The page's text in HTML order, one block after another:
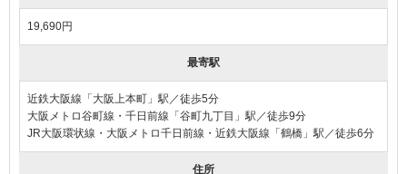
19,690円
最寄駅
近鉄大阪線「大阪上本町」駅／徒歩5分
大阪メトロ谷町線・千日前線「谷町九丁目」駅／徒歩9分
JR大阪環状線・大阪メトロ千日前線・近鉄大阪線「鶴橋」駅／徒歩6分
住所